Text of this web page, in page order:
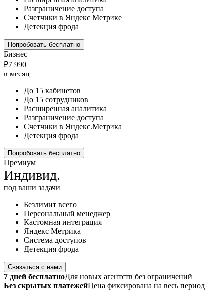
Разграничение доступа
Счетчики в Яндекс Метрике
Детекция фрода
Попробовать бесплатно
Бизнес
₽7 990
в месяц
До 15 кабинетов
До 15 сотрудников
Расширенная аналитика
Разграничение доступа
Счетчики в Яндекс.Метрика
Детекция фрода
Попробовать бесплатно
Премиум
Индивид.
под ваши задачи
Безлимит всего
Персональный менеджер
Кастомная интеграция
Яндекс Метрика
Система доступов
Детекция фрода
Связаться с нами
7 дней бесплатноДля новых агентств без ограничений
Без скрытых платежейЦена фиксирована на весь период